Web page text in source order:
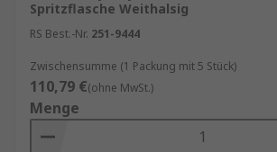
Spritzflasche Weithalsig
RS Best.-Nr. 251-9444
Zwischensumme (1 Packung mit 5 Stück)
110,79 €(ohne MwSt.)
Menge